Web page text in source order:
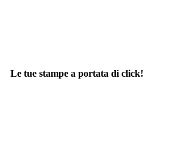
Le tue stampe a portata di click!